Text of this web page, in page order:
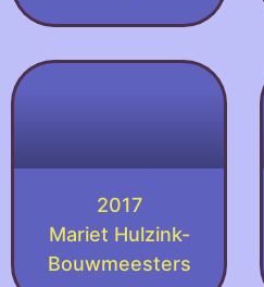
2017
Mariet Hulzink-
Bouwmeesters